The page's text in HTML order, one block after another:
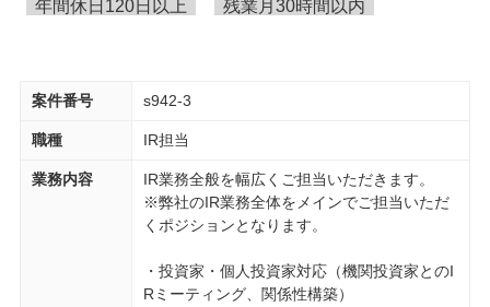
年間休日120日以上
残業月30時間以内
案件番号 s942-3
職種 IR担当
業務内容
IR業務全般を幅広くご担当いただきます。
※弊社のIR業務全体をメインでご担当いただ
くポジションとなります。
・投資家・個人投資家対応（機関投資家とのI
Rミーティング、関係性構築）